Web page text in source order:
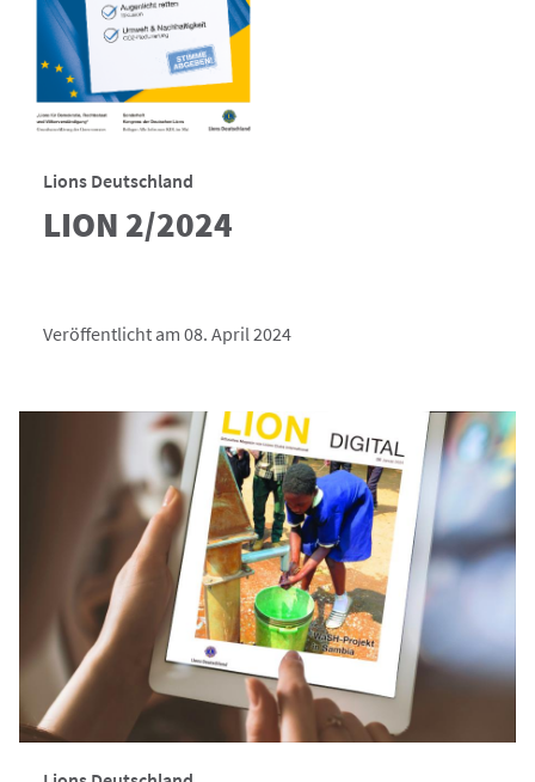
Lions Deutschland
LION 2/2024
Veröffentlicht am 08. April 2024